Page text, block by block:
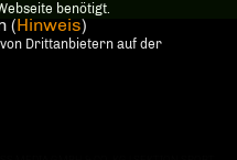
benötigt.
(Hinweis)
Drittanbietern auf der